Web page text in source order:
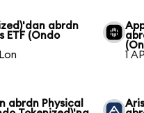
abrdn
ETF (Ondo
1
abrdn Physical